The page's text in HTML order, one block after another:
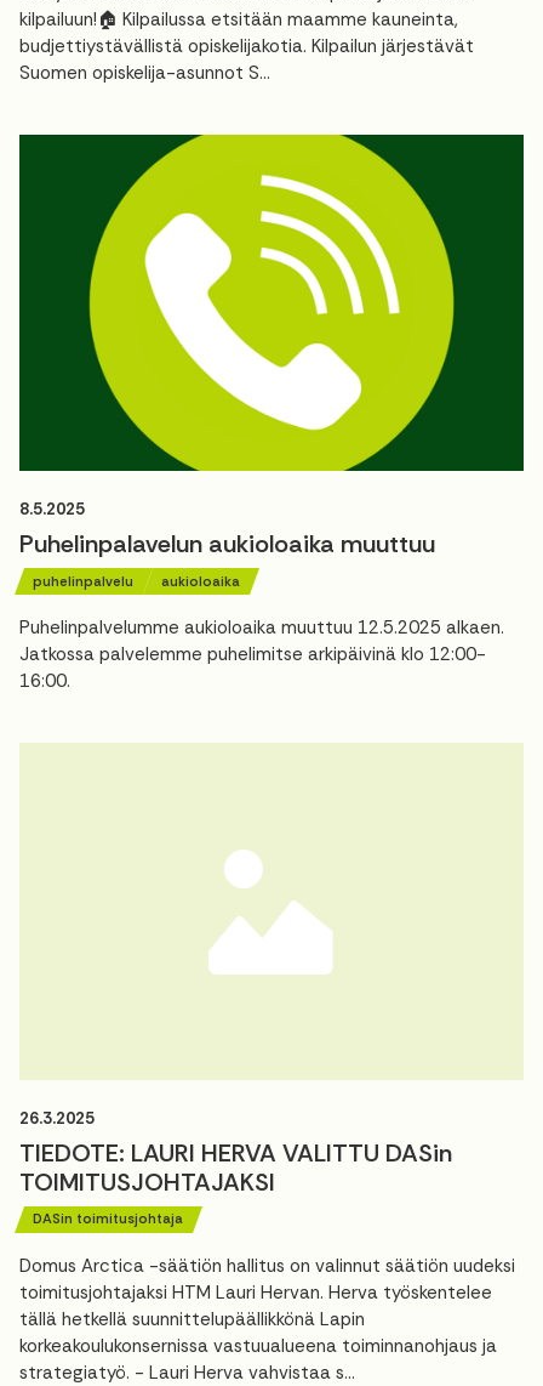
kilpailuun!🏠 Kilpailussa etsitään maamme kauneinta,
budjettiystävällistä opiskelijakotia. Kilpailun järjestävät
Suomen opiskelija-asunnot S...
8.5.2025
Puhelinpalavelun aukioloaika muuttuu
puhelinpalvelu aukioloaika
Puhelinpalvelumme aukioloaika muuttuu 12.5.2025 alkaen.
Jatkossa palvelemme puhelimitse arkipäivinä klo 12:00-
16:00.
26.3.2025
TIEDOTE: LAURI HERVA VALITTU DASin
TOIMITUSJOHTAJAKSI
DASin toimitusjohtaja
Domus Arctica -säätiön hallitus on valinnut säätiön uudeksi
toimitusjohtajaksi HTM Lauri Hervan. Herva työskentelee
tällä hetkellä suunnittelupäällikkönä Lapin
korkeakoulukonsernissa vastuualueena toiminnanohjaus ja
strategiatyö. - Lauri Herva vahvistaa s...